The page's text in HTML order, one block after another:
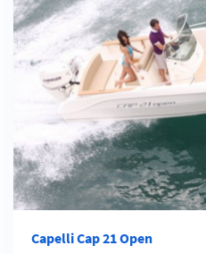
Capelli Cap 21 Open